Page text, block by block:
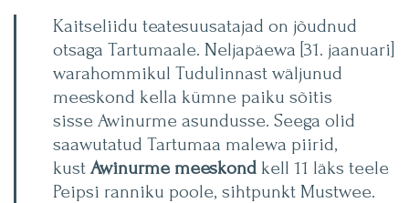
Kaitseliidu teatesuusatajad on jõudnud
otsaga Tartumaale. Neljapäewa [31. jaanuari]
warahommikul Tudulinnast wäljunud
meeskond kella kümne paiku sõitis
sisse Awinurme asundusse. Seega olid
saawutatud Tartumaa malewa piirid,
kust Awinurme meeskond kell 11 läks teele
Peipsi ranniku poole, sihtpunkt Mustwee.